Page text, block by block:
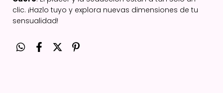
clic. ¡Hazlo tuyo y explora nuevas dimensiones de tu
sensualidad!